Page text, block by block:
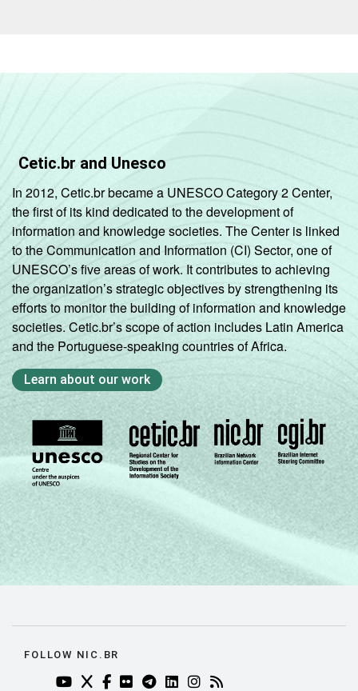
Cetic.br and Unesco
In 2012, Cetic.br became a UNESCO Category 2 Center,
the first of its kind dedicated to the development of
information and knowledge societies. The Center is linked
to the Communication and Information (CI) Sector, one of
UNESCO’s five areas of work. It contributes to achieving
the organization’s strategic objectives by strengthening its
efforts to monitor the building of information and knowledge
societies. Cetic.br’s scope of action includes Latin America
and the Portuguese-speaking countries of Africa.
Learn about our work
FOLLOW NIC.BR
YOUTUBE DO NIC.BR (ABRE EM NOVA ABA)
TWITTER DO NIC.BR (ABRE EM NOVA ABA)
FACEBOOK DO NIC.BR (ABRE EM NOVA
FLICKR DO NIC.BR (ABRE EM NOVA
TELEGRAM DO NIC.BR (ABRE EM
LINKEDIN DO NIC.BR (ABRE
INSTAGRAM DO NIC.BR
RSS DO NIC.BR (ABRE